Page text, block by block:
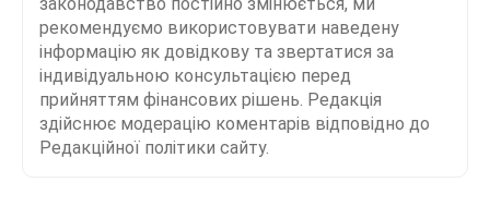
рекомендуємо використовувати наведену
інформацію як довідкову та звертатися за
індивідуальною консультацією перед
прийняттям фінансових рішень. Редакція
здійснює модерацію коментарів відповідно до
Редакційної політики сайту.